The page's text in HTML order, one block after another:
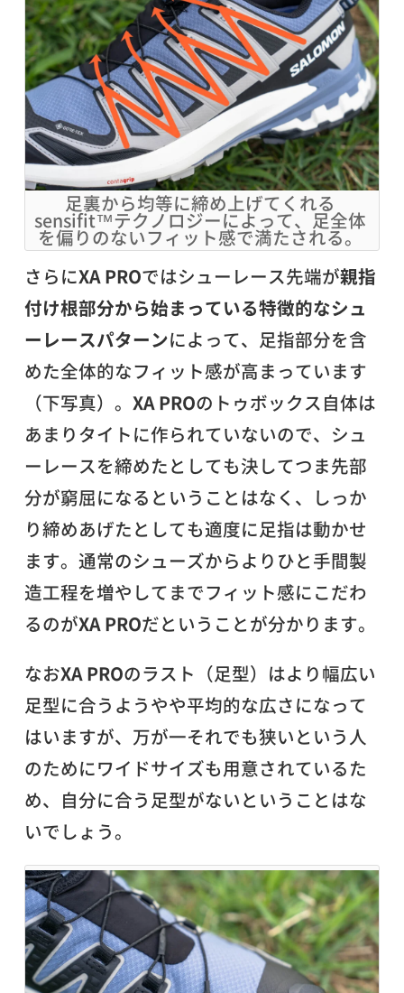
足裏から均等に締め上げてくれる
sensifit™テクノロジーによって、足全体
を偏りのないフィット感で満たされる。
さらにXA PROではシューレース先端が親指
付け根部分から始まっている特徴的なシュ
ーレースパターンによって、足指部分を含
めた全体的なフィット感が高まっています
（下写真）。XA PROのトゥボックス自体は
あまりタイトに作られていないので、シュ
ーレースを締めたとしても決してつま先部
分が窮屈になるということはなく、しっか
り締めあげたとしても適度に足指は動かせ
ます。通常のシューズからよりひと手間製
造工程を増やしてまでフィット感にこだわ
るのがXA PROだということが分かります。
なおXA PROのラスト（足型）はより幅広い
足型に合うようやや平均的な広さになって
はいますが、万が一それでも狭いという人
のためにワイドサイズも用意されているた
め、自分に合う足型がないということはな
いでしょう。